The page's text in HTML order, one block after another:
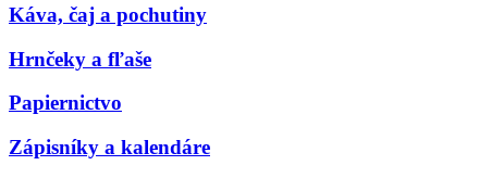
Káva, čaj a pochutiny
Hrnčeky a fľaše
Papiernictvo
Zápisníky a kalendáre